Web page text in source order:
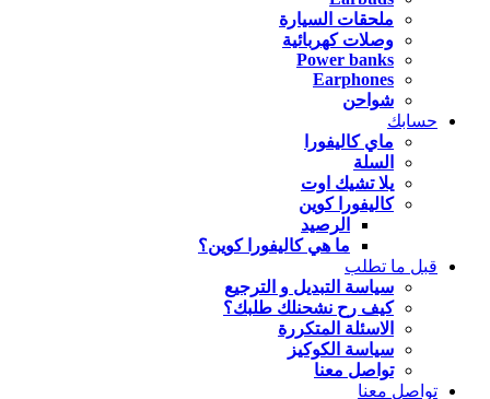
ملحقات السيارة
وصلات كهربائية
Power banks
Earphones
شواحن
حسابك
ماي كاليفورا
السلة
يلا تشيك اوت
كاليفورا كوين
الرصيد
ما هي كاليفورا كوين؟
قبل ما تطلب
سياسة التبديل و الترجيع
كيف رح نشحنلك طلبك؟
الاسئلة المتكررة
سياسة الكوكيز
تواصل معنا
تواصل معنا